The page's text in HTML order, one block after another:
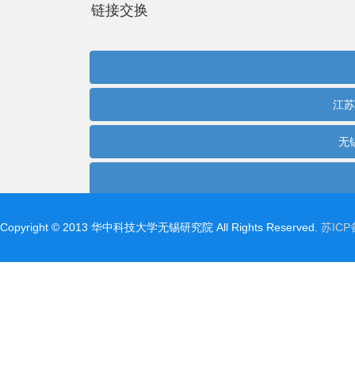
Copyright©2013华中科技大学无锡研究院AllRightsReserved. 苏ICP